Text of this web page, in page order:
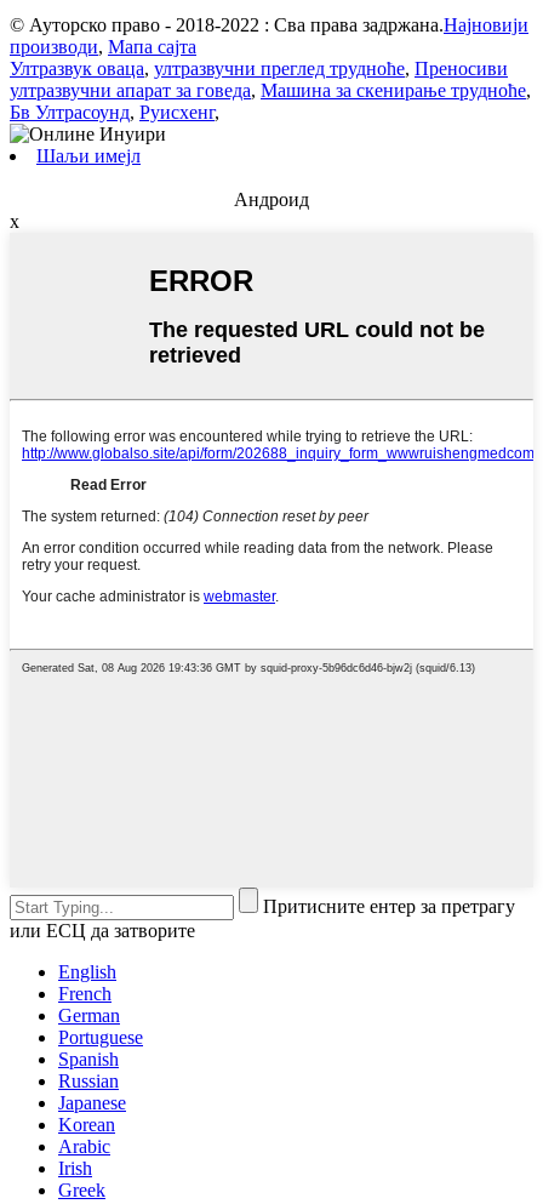
© Ауторско право - 2018-2022 : Сва права задржана.Најновији
производи, Мапа сајта
Ултразвук оваца, ултразвучни преглед трудноће, Преносиви
ултразвучни апарат за говеда, Машина за скенирање трудноће,
Бв Ултрасоунд, Руисхенг,
Шаљи имејл
Андроид
x
Притисните ентер за претрагу
или ЕСЦ да затворите
English
French
German
Portuguese
Spanish
Russian
Japanese
Korean
Arabic
Irish
Greek